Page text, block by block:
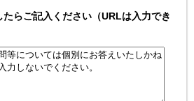
らご記入ください（URLは入力でき